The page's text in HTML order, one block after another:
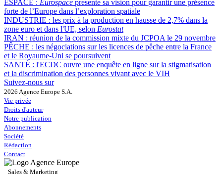
ESPACE : Eurospace présente sa vision pour garantir une présence
forte de l’Europe dans l’exploration spatiale
INDUSTRIE : les prix à la production en hausse de 2,7% dans la
zone euro et dans l'UE, selon Eurostat
IRAN : réunion de la commission mixte du JCPOA le 29 novembre
PÊCHE : les négociations sur les licences de pêche entre la France
et le Royaume-Uni se poursuivent
SANTÉ : l'ECDC ouvre une enquête en ligne sur la stigmatisation
et la discrimination des personnes vivant avec le VIH
Suivez-nous sur
2026 Agence Europe S.A.
Vie privée
Droits d'auteur
Notre publication
Abonnements
Société
Rédaction
Contact
Sales & Marketing